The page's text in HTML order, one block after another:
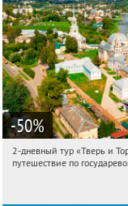
-50%
00:52:11
2-дневный тур «Тверь и
путешествие по